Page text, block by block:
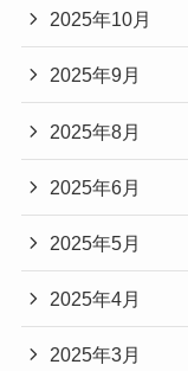
2025年10月
2025年9月
2025年8月
2025年6月
2025年5月
2025年4月
2025年3月